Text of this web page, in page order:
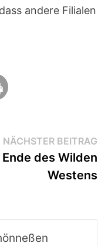
andere Filialen
NÄCHSTER BEITRAG
Ende des Wilden
Westens